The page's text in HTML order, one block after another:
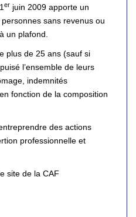
er juin 2009 apporte un
sans revenus ou
un plafond.
plus de 25 ans (sauf si
l’ensemble de leurs
indemnités
fonction de la composition
des actions
professionnelle et
site de la CAF